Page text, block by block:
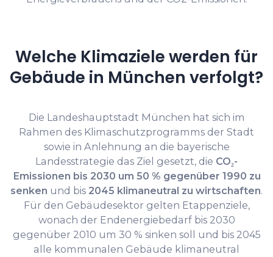
Welche Klimaziele werden für
Gebäude in München verfolgt?
Die Landeshauptstadt München hat sich im
Rahmen des Klimaschutzprogramms der Stadt
sowie in Anlehnung an die bayerische
Landesstrategie das Ziel gesetzt, die CO₂-
Emissionen bis 2030 um 50 % gegenüber 1990 zu
senken und bis 2045 klimaneutral zu wirtschaften.
Für den Gebäudesektor gelten Etappenziele,
wonach der Endenergiebedarf bis 2030
gegenüber 2010 um 30 % sinken soll und bis 2045
alle kommunalen Gebäude klimaneutral